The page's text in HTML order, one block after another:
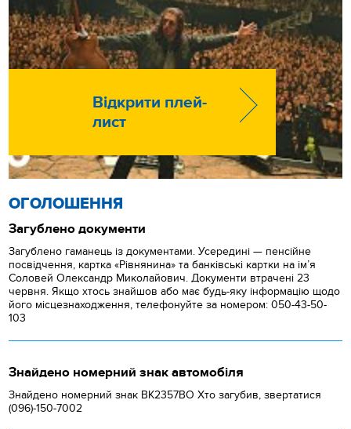
Відкрити плей-
лист
ОГОЛОШЕННЯ
Загублено документи
Загублено гаманець із документами. Усередині — пенсійне
посвідчення, картка «Рівнянина» та банківські картки на ім’я
Соловей Олександр Миколайович. Документи втрачені 23
червня. Якщо хтось знайшов або має будь-яку інформацію щодо
його місцезнаходження, телефонуйте за номером: 050-43-50-
103
Знайдено номерний знак автомобіля
Знайдено номерний знак ВК2357ВО Хто загубив, звертатися
(096)-150-7002